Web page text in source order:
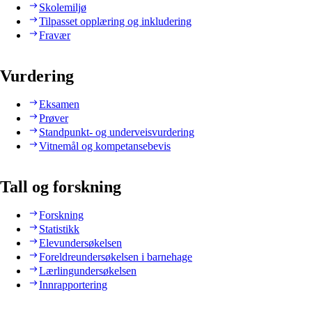
Skolemiljø
Tilpasset opplæring og inkludering
Fravær
Vurdering
Eksamen
Prøver
Standpunkt- og underveisvurdering
Vitnemål og kompetansebevis
Tall og forskning
Forskning
Statistikk
Elevundersøkelsen
Foreldreundersøkelsen i barnehage
Lærlingundersøkelsen
Innrapportering